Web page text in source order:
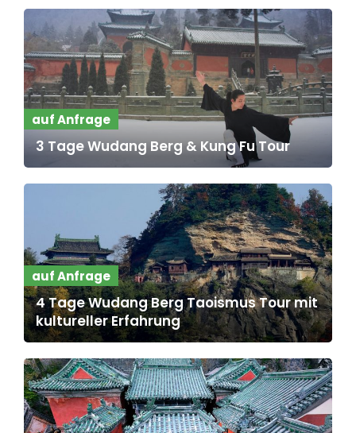
auf Anfrage
3 Tage Wudang Berg & Kung Fu Tour
auf Anfrage
4 Tage Wudang Berg Taoismus Tour mit
kultureller Erfahrung